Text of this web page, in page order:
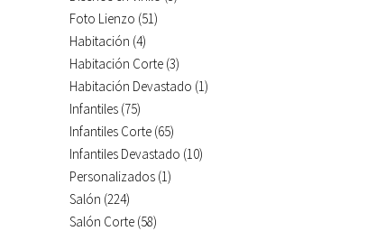
Foto Lienzo (51)
Habitación (4)
Habitación Corte (3)
Habitación Devastado (1)
Infantiles (75)
Infantiles Corte (65)
Infantiles Devastado (10)
Personalizados (1)
Salón (224)
Salón Corte (58)